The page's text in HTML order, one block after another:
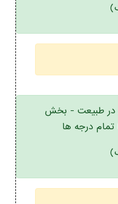
در طبیعت - بخش
تمام درجه ها